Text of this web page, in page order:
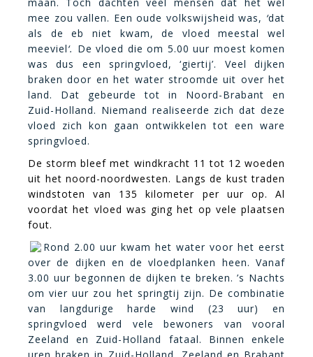
mee zou vallen. Een oude volkswijsheid was, ‘dat
als de eb niet kwam, de vloed meestal wel
meeviel‘. De vloed die om 5.00 uur moest komen
was dus een springvloed, ‘giertij’. Veel dijken
braken door en het water stroomde uit over het
land. Dat gebeurde tot in Noord-Brabant en
Zuid-Holland. Niemand realiseerde zich dat deze
vloed zich kon gaan ontwikkelen tot een ware
springvloed.
De storm bleef met windkracht 11 tot 12 woeden
uit het noord-noordwesten. Langs de kust traden
windstoten van 135 kilometer per uur op. Al
voordat het vloed was ging het op vele plaatsen
fout.
Rond 2.00 uur kwam het water voor het eerst
over de dijken en de vloedplanken heen. Vanaf
3.00 uur begonnen de dijken te breken. ’s Nachts
om vier uur zou het springtij zijn. De combinatie
van langdurige harde wind (23 uur) en
springvloed werd vele bewoners van vooral
Zeeland en Zuid-Holland fataal. Binnen enkele